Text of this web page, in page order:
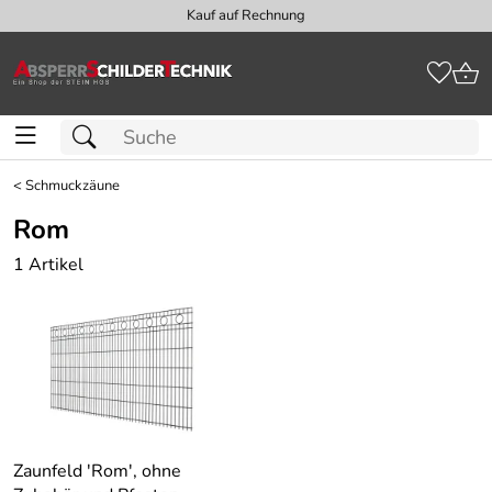
Kauf auf Rechnung
<Schmuckzäune
Rom
1 Artikel
Zaunfeld ′Rom′, ohne